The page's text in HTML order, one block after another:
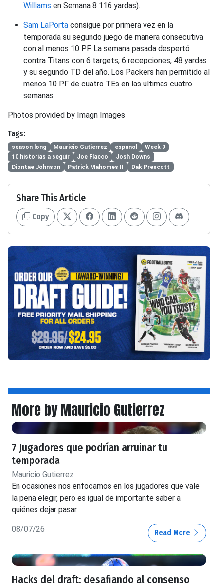
Williams en Semana 8 116 yardas).
Sam LaPorta consigue por primera vez en la
temporada su segundo juego de manera consecutiva
con al menos 10 PF. La semana pasada despertó
contra Titans con 6 targets, 6 recepciones, 48 yardas
y su segundo TD del año. Los Packers han permitido al
menos 10 PF de cuatro TEs en las últimas cuatro
semanas.
Photos provided by Imagn Images
Tags:
season long Mauricio Gutierrez espanol
Week 9
10 historias a seguir
Joe Flacco
Josh Downs
Diontae Johnson
Patrick Mahomes II Dak Prescott
Share This Article
Copy
More by Mauricio Gutierrez
7 Jugadores que podrían arruinar tu
temporada
Mauricio Gutierrez
En ocasiones nos enfocamos en los jugadores que vale
la pena elegir, pero es igual de importante saber a
quiénes dejar pasar.
08/07/26 Read More
Hacks del draft: desafiando al consenso